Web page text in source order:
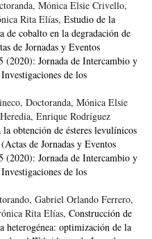
Mónica Elsie Crivello,
Rita Elías, Estudio de la
cobalto en la degradación de
de Jornadas y Eventos
(2020): Jornada de Intercambio y
de los
Doctoranda, Mónica Elsie
Enrique Rodríguez
obtención de ésteres levulínicos
de Jornadas y Eventos
(2020): Jornada de Intercambio y
de los
Gabriel Orlando Ferrero,
Rita Elías, Construcción de
heterogénea: optimización de la